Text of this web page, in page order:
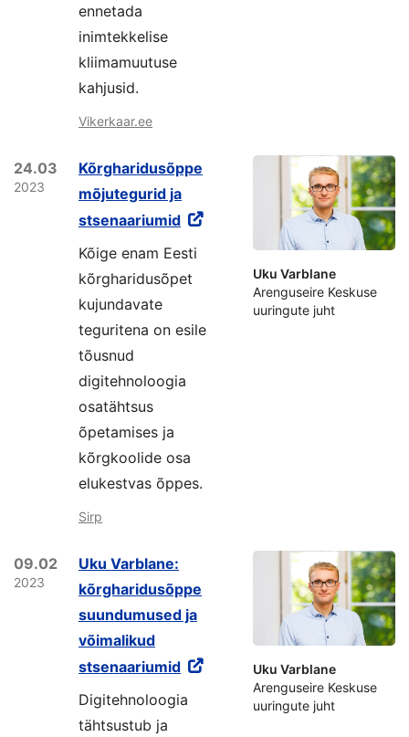
ennetada
inimtekkelise
kliimamuutuse
kahjusid.
Vikerkaar.ee
24.03
2023
Kõrgharidusõppe
mõjutegurid ja
stsenaariumid
Kõige enam Eesti
kõrgharidusõpet
kujundavate
teguritena on esile
tõusnud
digitehnoloogia
osatähtsus
õpetamises ja
kõrgkoolide osa
elukestvas õppes.
Sirp
Uku Varblane
Arenguseire Keskuse
uuringute juht
09.02
2023
Uku Varblane:
kõrgharidusõppe
suundumused ja
võimalikud
stsenaariumid
Digitehnoloogia
tähtsustub ja
Uku Varblane
Arenguseire Keskuse
uuringute juht